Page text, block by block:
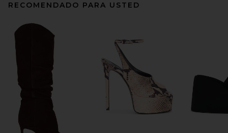
RECOMENDADO PARA USTED